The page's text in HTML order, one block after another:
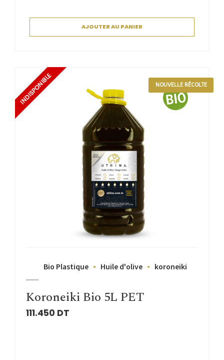
AJOUTER AU PANIER
NOUVELLE RÉCOLTE
Bio Plastique Huile d'olive koroneiki
Koroneiki Bio 5L PET
111.450 DT